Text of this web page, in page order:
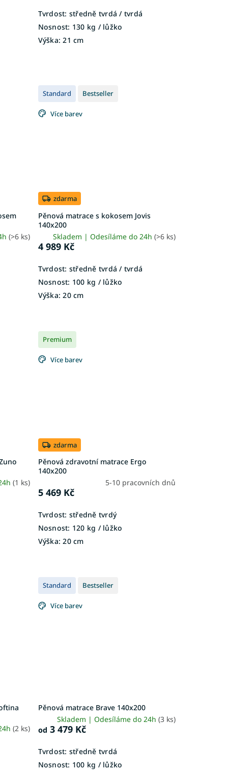
Tvrdost: středně tvrdá / tvrdá
Nosnost: 130 kg / lůžko
Výška: 21 cm
(>6 ks)
Standard Bestseller
Více barev
zdarma
Pěnová matrace s kokosem Jovis
140x200
Skladem | Odesíláme do 24h (>6 ks)
4 989 Kč
Tvrdost: středně tvrdá / tvrdá
Nosnost: 100 kg ​​​​​/ lůžko
Výška: 20 cm
(1 ks)
Premium
Více barev
zdarma
Pěnová zdravotní matrace Ergo
140x200
5-10 pracovních dnů
5 469 Kč
Tvrdost: středně tvrdý
Nosnost: 120 kg / lůžko
Výška: 20 cm
(2 ks)
Standard Bestseller
Více barev
Pěnová matrace Brave 140x200
Skladem | Odesíláme do 24h (3 ks)
od 3 479 Kč
Tvrdost: středně tvrdá
Nosnost: 100 kg ​​​​​/ lůžko